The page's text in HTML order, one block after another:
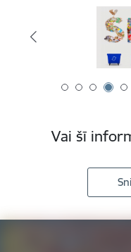
Vai šī